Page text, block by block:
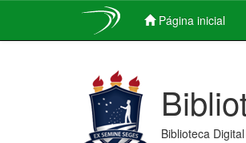
Página inicial
Biblioteca